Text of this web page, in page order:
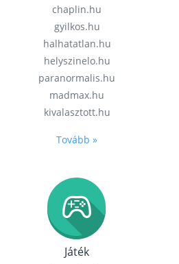
chaplin.hu
gyilkos.hu
halhatatlan.hu
helyszinelo.hu
paranormalis.hu
madmax.hu
kivalasztott.hu
Tovább »
Játék